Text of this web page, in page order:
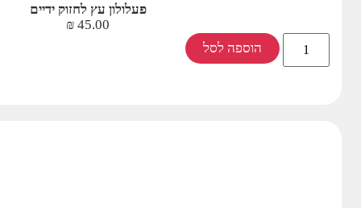
פעלולון עץ לחזוק ידיים
45.00
₪
הוספה לסל